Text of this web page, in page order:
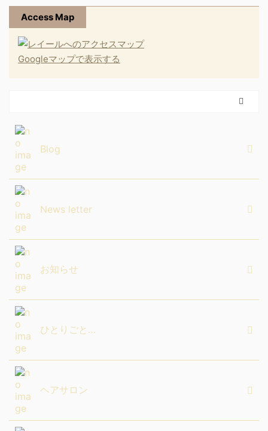
Access Map
Googleマップで表示する
Blog
News letter
お知らせ
ひとりごと…
ヘアサロン